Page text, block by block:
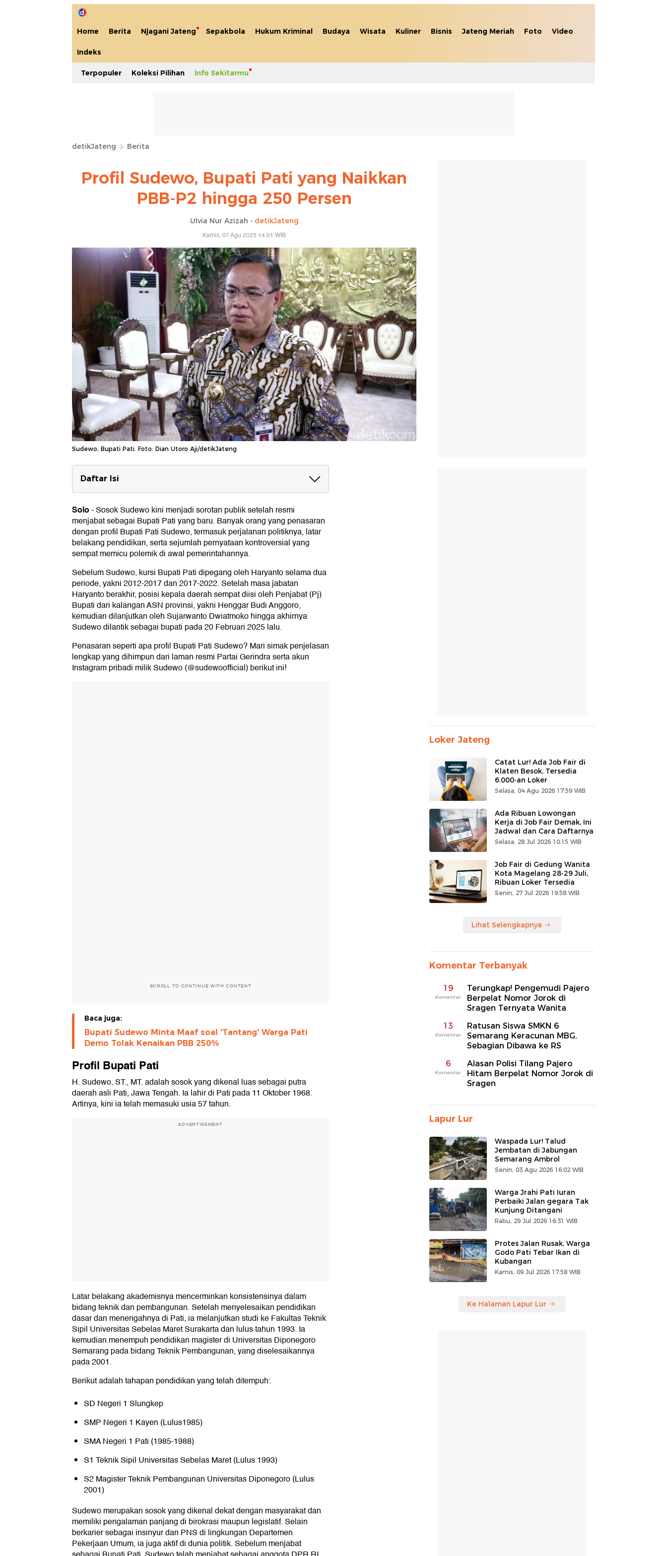
Home Berita Njagani Jateng Sepakbola Hukum Kriminal Budaya Wisata Kuliner Bisnis Jateng Meriah Foto Video
Indeks
Terpopuler Koleksi Pilihan Info Sekitarmu
detikJateng Berita
Profil Sudewo, Bupati Pati yang Naikkan
PBB-P2 hingga 250 Persen
Ulvia Nur Azizah - detikJateng
Kamis, 07 Agu 2025 14:01 WIB
Sudewo, Bupati Pati. Foto: Dian Utoro Aji/detikJateng
Daftar Isi
Profil Bupati Pati
Pengalaman Organisasi
Perjalanan Karier
Sudewo Naikkan PPB-P2 hingga 250 Persen
Solo-Sosok Sudewo kini menjadi sorotan publik setelah resmi
menjabat sebagai Bupati Pati yang baru. Banyak orang yang penasaran
dengan profil Bupati Pati Sudewo, termasuk perjalanan politiknya, latar
belakang pendidikan, serta sejumlah pernyataan kontroversial yang
sempat memicu polemik di awal pemerintahannya.
Sebelum Sudewo, kursi Bupati Pati dipegang oleh Haryanto selama dua
periode, yakni 2012-2017 dan 2017-2022. Setelah masa jabatan
Haryanto berakhir, posisi kepala daerah sempat diisi oleh Penjabat (Pj)
Bupati dari kalangan ASN provinsi, yakni Henggar Budi Anggoro,
kemudian dilanjutkan oleh Sujarwanto Dwiatmoko hingga akhirnya
Sudewo dilantik sebagai bupati pada 20 Februari 2025 lalu.
Penasaran seperti apa profil Bupati Pati Sudewo? Mari simak penjelasan
lengkap yang dihimpun dari laman resmi Partai Gerindra serta akun
Instagram pribadi milik Sudewo (@sudewoofficial) berikut ini!
SCROLL TO CONTINUE WITH CONTENT
Baca juga:
Bupati Sudewo Minta Maaf soal 'Tantang' Warga Pati
Demo Tolak Kenaikan PBB 250%
Profil Bupati Pati
H. Sudewo, ST., MT. adalah sosok yang dikenal luas sebagai putra
daerah asli Pati, Jawa Tengah. Ia lahir di Pati pada 11 Oktober 1968.
Artinya, kini ia telah memasuki usia 57 tahun.
ADVERTISEMENT
Latar belakang akademisnya mencerminkan konsistensinya dalam
bidang teknik dan pembangunan. Setelah menyelesaikan pendidikan
dasar dan menengahnya di Pati, ia melanjutkan studi ke Fakultas Teknik
Sipil Universitas Sebelas Maret Surakarta dan lulus tahun 1993. Ia
kemudian menempuh pendidikan magister di Universitas Diponegoro
Semarang pada bidang Teknik Pembangunan, yang diselesaikannya
pada 2001.
Berikut adalah tahapan pendidikan yang telah ditempuh:
SD Negeri 1 Slungkep
SMP Negeri 1 Kayen (Lulus1985)
SMA Negeri 1 Pati (1985-1988)
S1 Teknik Sipil Universitas Sebelas Maret (Lulus 1993)
S2 Magister Teknik Pembangunan Universitas Diponegoro (Lulus
2001)
Sudewo merupakan sosok yang dikenal dekat dengan masyarakat dan
memiliki pengalaman panjang di birokrasi maupun legislatif. Selain
berkarier sebagai insinyur dan PNS di lingkungan Departemen
Pekerjaan Umum, ia juga aktif di dunia politik. Sebelum menjabat
Loker Jateng
Catat Lur! Ada Job Fair di
Klaten Besok, Tersedia
6.000-an Loker
Selasa, 04 Agu 2026 17:59 WIB
Ada Ribuan Lowongan
Kerja di Job Fair Demak, Ini
Jadwal dan Cara Daftarnya
Selasa, 28 Jul 2026 10:15 WIB
Job Fair di Gedung Wanita
Kota Magelang 28-29 Juli,
Ribuan Loker Tersedia
Senin, 27 Jul 2026 19:58 WIB
Lihat Selengkapnya
Komentar Terbanyak
19
Komentar
Terungkap! Pengemudi Pajero
Berpelat Nomor Jorok di
Sragen Ternyata Wanita
13
Komentar
Ratusan Siswa SMKN 6
Semarang Keracunan MBG,
Sebagian Dibawa ke RS
6
Komentar
Alasan Polisi Tilang Pajero
Hitam Berpelat Nomor Jorok di
Sragen
Lapur Lur
Waspada Lur! Talud
Jembatan di Jabungan
Semarang Ambrol
Senin, 03 Agu 2026 16:02 WIB
Warga Jrahi Pati Iuran
Perbaiki Jalan gegara Tak
Kunjung Ditangani
Rabu, 29 Jul 2026 16:31 WIB
Protes Jalan Rusak, Warga
Godo Pati Tebar Ikan di
Kubangan
Kamis, 09 Jul 2026 17:58 WIB
Ke Halaman Lapur Lur